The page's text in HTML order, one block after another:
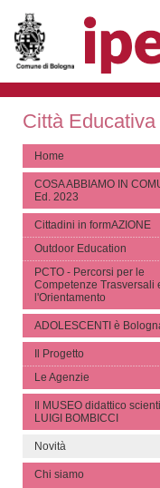
Città Educativa
Home
COSA ABBIAMO IN
Ed. 2023
Cittadini in formAZIONE
Outdoor Education
PCTO - Percorsi per le
Competenze Trasversali
l'Orientamento
ADOLESCENTI è
Il Progetto
Le Agenzie
Il MUSEO didattico
LUIGI BOMBICCI
Novità
Chi siamo